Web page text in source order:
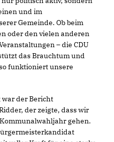
und im
Gemeinde. Ob beim
oder den vielen anderen
– die CDU
das Brauchtum und
funktioniert unsere
der Bericht
der zeigte, dass wir
gehen.